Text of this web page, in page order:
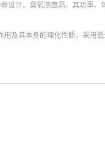
设计、臭氧浓度高，其功率、
及其本身的理化性质，采用